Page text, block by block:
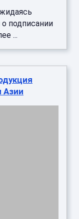
подписании
...
Азии